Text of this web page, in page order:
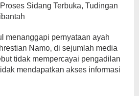
Sidang Terbuka, Tudingan
menanggapi pernyataan ayah
Namo, di sejumlah media
tidak mempercayai pengadilan
mendapatkan akses informasi